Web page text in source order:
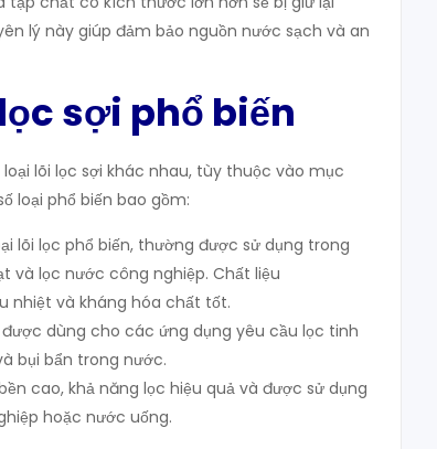
lý này giúp đảm bảo nguồn nước sạch và an
sợi phổ biến
lõi lọc sợi khác nhau, tùy thuộc vào mục
loại phổ biến bao gồm:
lõi lọc phổ biến, thường được sử dụng trong
và lọc nước công nghiệp. Chất liệu
nhiệt và kháng hóa chất tốt.
được dùng cho các ứng dụng yêu cầu lọc tinh
bụi bẩn trong nước.
cao, khả năng lọc hiệu quả và được sử dụng
hoặc nước uống.